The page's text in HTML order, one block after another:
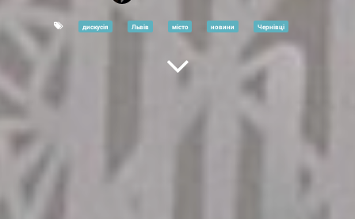
дискусія Львів місто новини Чернівці